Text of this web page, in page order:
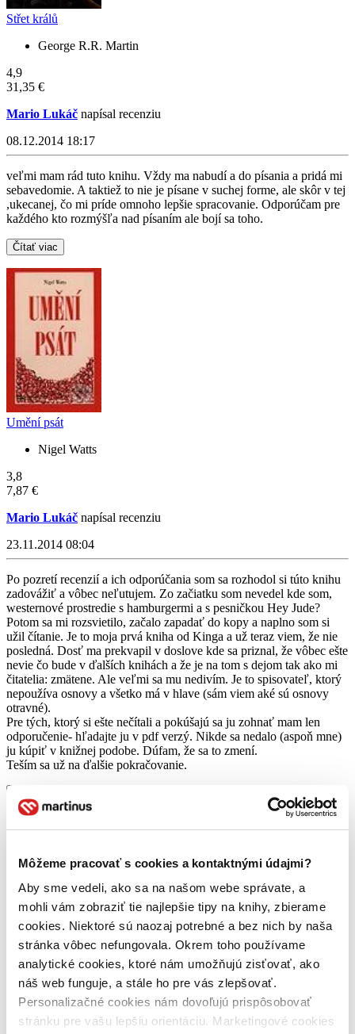
Môžeme pracovať s cookies a kontaktnými údajmi?
Aby sme vedeli, ako sa na našom webe správate, a
mohli vám zobraziť tie najlepšie tipy na knihy, zbierame
cookies. Niektoré sú naozaj potrebné a bez nich by naša
stránka vôbec nefungovala. Okrem toho používame
analytické cookies, ktoré nám umožňujú zisťovať, ako
náš web funguje, a stále ho pre vás zlepšovať.
Personalizačné cookies nám dovoľujú prispôsobovať
stránku pre vašu lepšiu orientáciu. Marketingové cookies
Střet králů
George R.R. Martin
4,9
31,35 €
Mario Lukáč napísal recenziu
08.12.2014 18:17
veľmi mam rád tuto knihu. Vždy ma nabudí a do písania a pridá mi
sebavedomie. A taktiež to nie je písane v suchej forme, ale skôr v tej
,ukecanej, čo mi príde omnoho lepšie spracovanie. Odporúčam pre
každého kto rozmýšľa nad písaním ale bojí sa toho.
Čítať viac
Umění psát
Nigel Watts
3,8
7,87 €
Mario Lukáč napísal recenziu
23.11.2014 08:04
Po pozretí recenzií a ich odporúčania som sa rozhodol si túto knihu
zadovážiť a vôbec neľutujem. Zo začiatku som nevedel kde som,
westernové prostredie s hamburgermi a s pesničkou Hey Jude?
Potom sa mi rozsvietilo, začalo zapadať do kopy a naplno som si
užil čítanie. Je to moja prvá kniha od Kinga a už teraz viem, že nie
posledná. Dosť ma prekvapil v doslove kde sa priznal, že vôbec ešte
nevie čo bude v ďalších knihách a že je na tom s dejom tak ako mi
čitatelia: zmätene. Ale veľmi sa mu nedivím. Je to spisovateľ, ktorý
nepoužíva osnovy a všetko má v hlave (sám viem aké sú osnovy
otravné).
Pre tých, ktorý si ešte nečítali a pokúšajú sa ju zohnať mam len
odporučenie- hľadajte ju v pdf verzý. Nikde sa nedalo (aspoň mne)
ju kúpiť v knižnej podobe. Dúfam, že sa to zmení.
Teším sa už na ďalšie pokračovanie.
Temná věž I
Stephen King
11,70 €